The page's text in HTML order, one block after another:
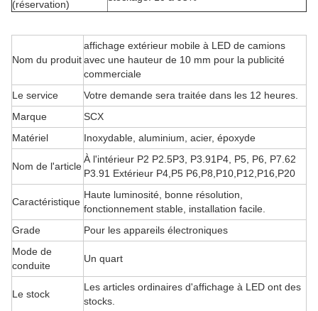
(réservation)
Nom du produit
affichage extérieur mobile à LED de camions
avec une hauteur de 10 mm pour la publicité
commerciale
Le service
Votre demande sera traitée dans les 12 heures.
Marque
SCX
Matériel
Inoxydable, aluminium, acier, époxyde
Nom de l'article
À l'intérieur P2 P2.5P3, P3.91P4, P5, P6, P7.62
P3.91 Extérieur P4,P5 P6,P8,P10,P12,P16,P20
Caractéristique
Haute luminosité, bonne résolution,
fonctionnement stable, installation facile.
Grade
Pour les appareils électroniques
Mode de
conduite
Un quart
Le stock
Les articles ordinaires d'affichage à LED ont des
stocks.